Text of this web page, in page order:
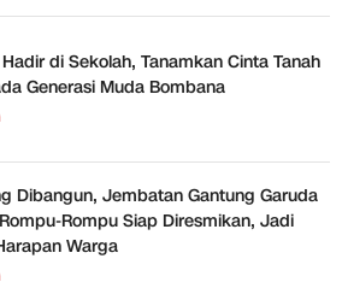
di Sekolah, Tanamkan Cinta Tanah
Generasi Muda Bombana
Dibangun, Jembatan Gantung Garuda
Rompu Siap Diresmikan, Jadi
Warga